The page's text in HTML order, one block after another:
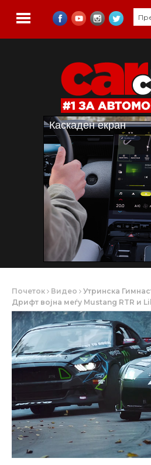
Почеток Видео
Утринска
Дрифт војна меѓу Mustang RTR и